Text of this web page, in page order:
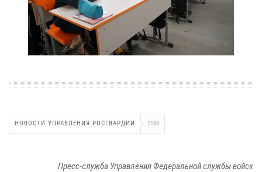
НОВОСТИ УПРАВЛЕНИЯ РОСГВАРДИИ 1188
Пресс-служба Управления Федеральной службы войск